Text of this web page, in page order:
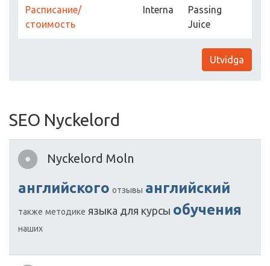
Расписание/
стоимость
Interna
Passing
Juice
Utvidga
SEO Nyckelord
Nyckelord Moln
английского отзывы английский
также методике языка для курсы обучения
наших